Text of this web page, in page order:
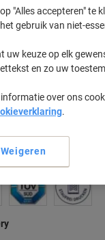
"Alles accepteren" te
gebruik van niet-
uw keuze op elk
en zo uw
over ons
.
Weigeren